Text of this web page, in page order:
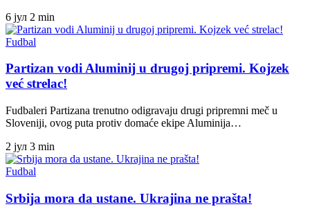
6 јул 2 min
Fudbal
Partizan vodi Aluminij u drugoj pripremi. Kojzek
već strelac!
Fudbaleri Partizana trenutno odigravaju drugi pripremni meč u
Sloveniji, ovog puta protiv domaće ekipe Aluminija…
2 јул 3 min
Fudbal
Srbija mora da ustane. Ukrajina ne prašta!